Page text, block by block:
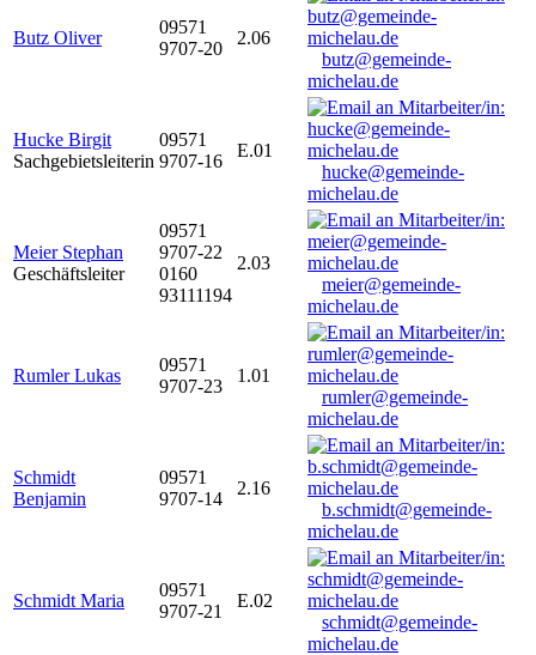
Butz Oliver
09571
9707-20
2.06
butz@gemeinde-
michelau.de
Hucke Birgit
Sachgebietsleiterin
09571
9707-16
E.01
hucke@gemeinde-
michelau.de
Meier Stephan
Geschäftsleiter
09571
9707-22
0160
93111194
2.03
meier@gemeinde-
michelau.de
Rumler Lukas
09571
9707-23
1.01
rumler@gemeinde-
michelau.de
Schmidt
Benjamin
09571
9707-14
2.16
b.schmidt@gemeinde-
michelau.de
Schmidt Maria
09571
9707-21
E.02
schmidt@gemeinde-
michelau.de